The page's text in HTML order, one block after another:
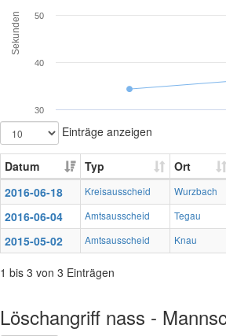
Sekunden
30
40
50
Einträge anzeigen
Datum Typ
Ort
2016-06-18
Kreisausscheid Wurzbach
2016-06-04 Amtsausscheid Tegau
2015-05-02 Amtsausscheid Knau
1 bis 3 von 3 Einträgen
Löschangriff nass -